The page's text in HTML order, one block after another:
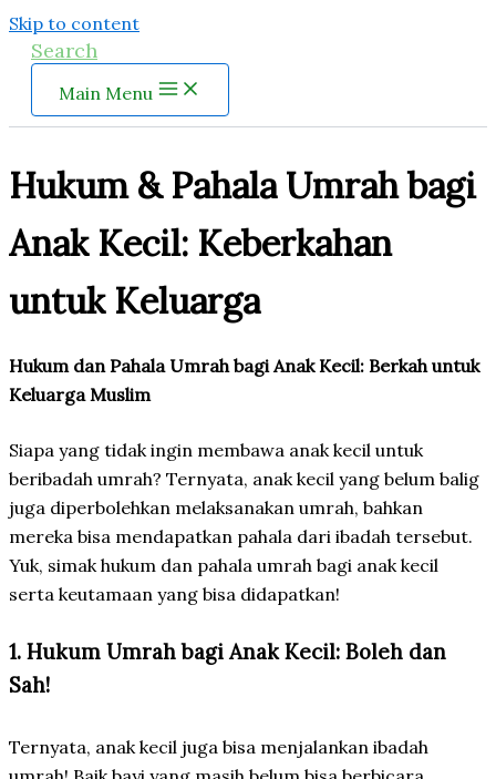
Skip to content
Search
Main Menu
Hukum & Pahala Umrah bagi
Anak Kecil: Keberkahan
untuk Keluarga
Hukum dan Pahala Umrah bagi Anak Kecil: Berkah untuk
Keluarga Muslim
Siapa yang tidak ingin membawa anak kecil untuk
beribadah umrah? Ternyata, anak kecil yang belum balig
juga diperbolehkan melaksanakan umrah, bahkan
mereka bisa mendapatkan pahala dari ibadah tersebut.
Yuk, simak hukum dan pahala umrah bagi anak kecil
serta keutamaan yang bisa didapatkan!
1. Hukum Umrah bagi Anak Kecil: Boleh dan
Sah!
Ternyata, anak kecil juga bisa menjalankan ibadah